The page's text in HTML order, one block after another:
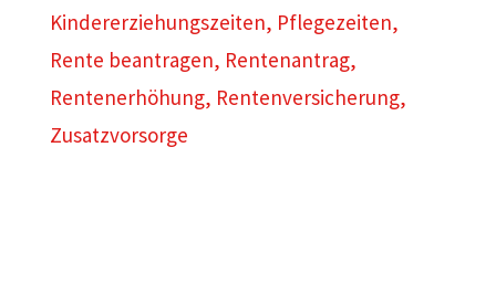
Kindererziehungszeiten, Pflegezeiten,
Rente beantragen, Rentenantrag,
Rentenerhöhung, Rentenversicherung,
Zusatzvorsorge